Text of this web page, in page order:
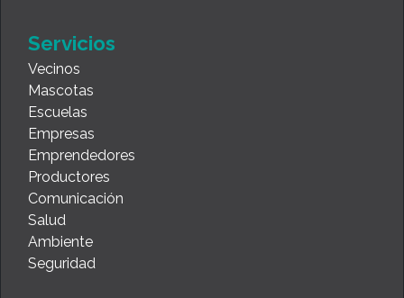
Servicios
Vecinos
Mascotas
Escuelas
Empresas
Emprendedores
Productores
Comunicación
Salud
Ambiente
Seguridad